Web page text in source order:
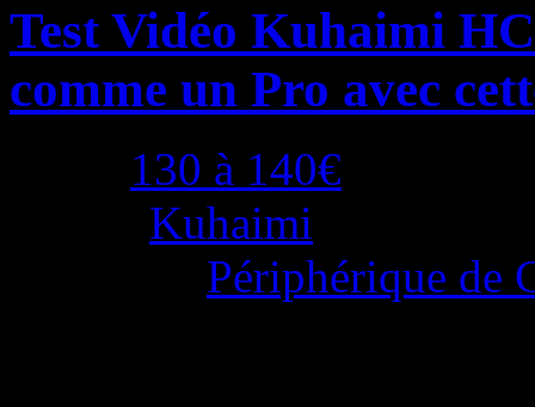
Test Vidéo Kuhaimi
comme un Pro avec
130 à 140€
Kuhaimi
Périphérique de